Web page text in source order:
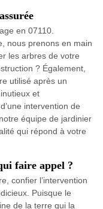
en 07110.
nous prenons en main
les arbres de votre
? Également,
utilisé après un
et
intervention de
équipe de jardinier
qui répond à votre
faire appel ?
confier l’intervention
Puisque le
de la terre qui la